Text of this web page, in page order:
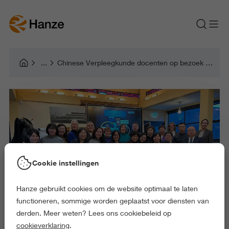
Chinese Verpleegkunde docenten op bezoek bij de Hanze om meer te leren over palliatieve zorg
Cookie instellingen
Hanze gebruikt cookies om de website optimaal te laten
functioneren, sommige worden geplaatst voor diensten van
derden. Meer weten? Lees ons cookiebeleid op
cookieverklaring.